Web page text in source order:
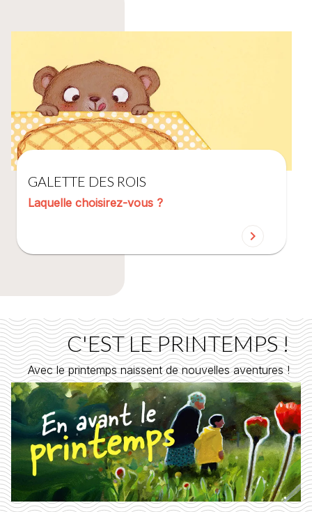
GALETTE DES ROIS
Laquelle choisirez-vous ?
chevron_right
C'EST LE PRINTEMPS !
Avec le printemps naissent de nouvelles aventures !